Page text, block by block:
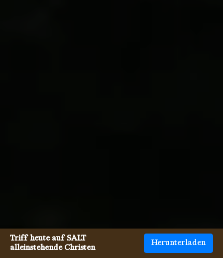
Triff heute auf SALT
alleinstehende Christen
Herunterladen